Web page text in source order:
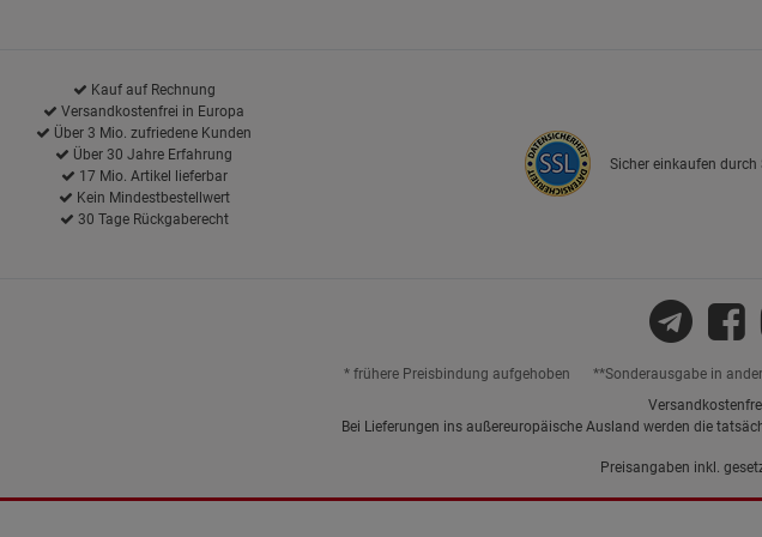
Kauf auf Rechnung
Versandkostenfrei in Europa
Über 3 Mio. zufriedene Kunden
Über 30 Jahre Erfahrung
17 Mio. Artikel lieferbar
Kein Mindestbestellwert
30 Tage Rückgaberecht
Sicher einkaufen durch
* frühere Preisbindung aufgehoben **Sonderausgabe in
Bei Lieferungen ins außereuropäische Ausland werden die
Preisangaben inkl.